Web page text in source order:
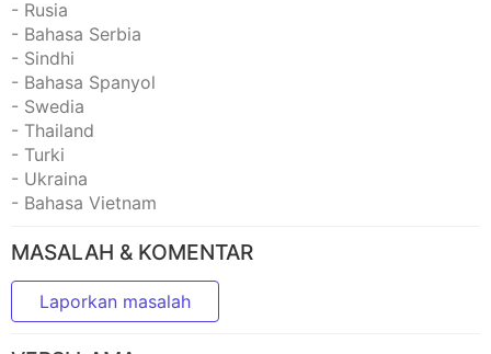
- Rusia
- Bahasa Serbia
- Sindhi
- Bahasa Spanyol
- Swedia
- Thailand
- Turki
- Ukraina
- Bahasa Vietnam
MASALAH & KOMENTAR
Laporkan masalah